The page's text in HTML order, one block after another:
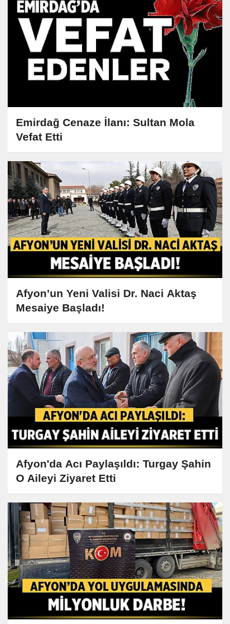
Emirdağ Cenaze İlanı: Sultan Mola
Vefat Etti
Afyon’un Yeni Valisi Dr. Naci Aktaş
Mesaiye Başladı!
Afyon'da Acı Paylaşıldı: Turgay Şahin
O Aileyi Ziyaret Etti